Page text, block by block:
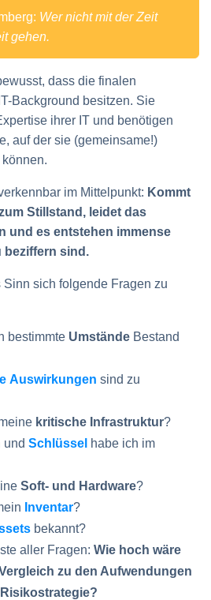
Wer nicht mit der Zeit
gehen.
dass die finalen
Background besitzen. Sie
ihrer IT und benötigen
auf der sie (gemeinsame!)
im Mittelpunkt: Kommt
Stillstand, leidet das
und es entstehen immense
beziffern sind.
sich folgende Fragen zu
bestimmte Umstände Bestand
Auswirkungen sind zu
kritische Infrastruktur?
und Schlüssel habe ich im
Soft- und Hardware?
Inventar?
bekannt?
aller Fragen: Wie hoch wäre
zu den Aufwendungen